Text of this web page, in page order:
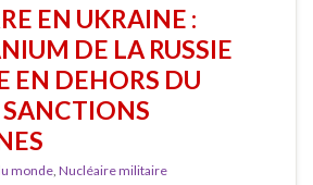
EN UKRAINE :
DE LA RUSSIE
EN DEHORS DU
SANCTIONS
monde, Nucléaire militaire